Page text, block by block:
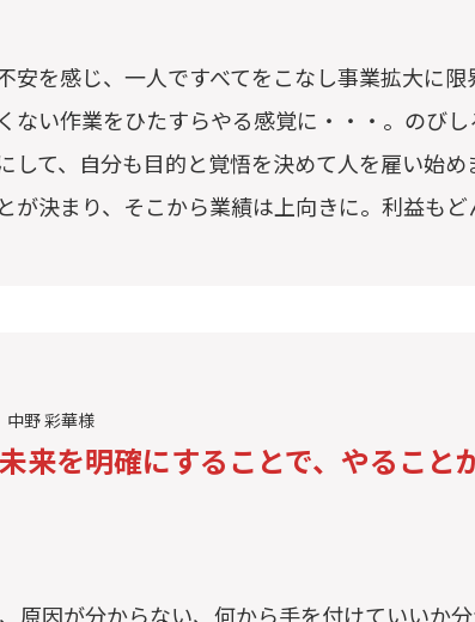
安を感じ、一人ですべてをこなし事業拡大に
ない作業をひたすらやる感覚に・・・。のび
して、自分も目的と覚悟を決めて人を雇い始め
が決まり、そこから業績は上向きに。利益もど
野 彩華様
来を明確にすることで、やること
原因が分からない、何から手を付けていいか